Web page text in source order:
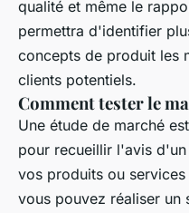
qualité et même le
permettra d'identifier
concepts de produit les
clients potentiels.
Comment tester le
Une étude de marché
pour recueillir l'avis
vos produits ou
vous pouvez réaliser un